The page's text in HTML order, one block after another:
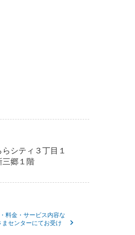
シティ３丁目１
三郷１階
料金・サービス内容な
センターにてお受け